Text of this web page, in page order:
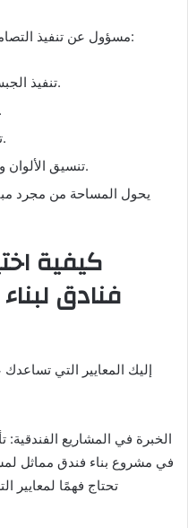
مسؤول عن تنفيذ التصاميم الداخلية والخارجية، ويشمل عمله:
تنفيذ الجبس بورد وأنواع الأسقف المعلقة.
تصميم وتنفيذ الإضاءة المخفية.
تركيب ورق الجدران والأرضيات.
تنسيق الألوان والخامات لتحقيق رؤية التصميم.
يحول المساحة من مجرد
كيفية
فنادق
إليك المعايير التي
الخبرة في المشاريع
في مشروع بناء فندق مماثل
تحتاج فهمًا لمعايير